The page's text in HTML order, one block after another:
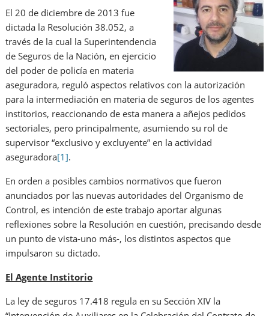
El 20 de diciembre de 2013 fue
dictada la Resolución 38.052, a
través de la cual la Superintendencia
de Seguros de la Nación, en ejercicio
del poder de policía en materia
aseguradora, reguló aspectos relativos con la autorización
para la intermediación en materia de seguros de los agentes
institorios, reaccionando de esta manera a añejos pedidos
sectoriales, pero principalmente, asumiendo su rol de
supervisor “exclusivo y excluyente” en la actividad
aseguradora[1].
En orden a posibles cambios normativos que fueron
anunciados por las nuevas autoridades del Organismo de
Control, es intención de este trabajo aportar algunas
reflexiones sobre la Resolución en cuestión, precisando desde
un punto de vista-uno más-, los distintos aspectos que
impulsaron su dictado.
El Agente Institorio
La ley de seguros 17.418 regula en su Sección XIV la